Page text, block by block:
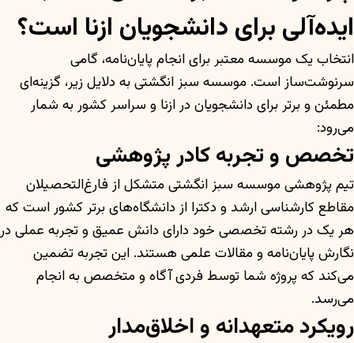
ایده‌آلی برای دانشجویان ازنا است؟
انتخاب یک موسسه معتبر برای انجام پایان‌نامه، گامی
سرنوشت‌ساز است. موسسه سبز انگشتی به دلایل زیر، گزینه‌ای
مطمئن و برتر برای دانشجویان در ازنا و سراسر کشور به شمار
می‌رود:
تخصص و تجربه کادر پژوهشی
تیم پژوهشی موسسه سبز انگشتی متشکل از فارغ‌التحصیلان
مقاطع کارشناسی ارشد و دکترا از دانشگاه‌های برتر کشور است که
هر یک در رشته تخصصی خود دارای دانش عمیق و تجربه عملی در
نگارش پایان‌نامه و مقالات علمی هستند. این تجربه تضمین
می‌کند که پروژه شما توسط فردی آگاه و متخصص به انجام
می‌رسد.
رویکرد متعهدانه و اخلاق‌مدار